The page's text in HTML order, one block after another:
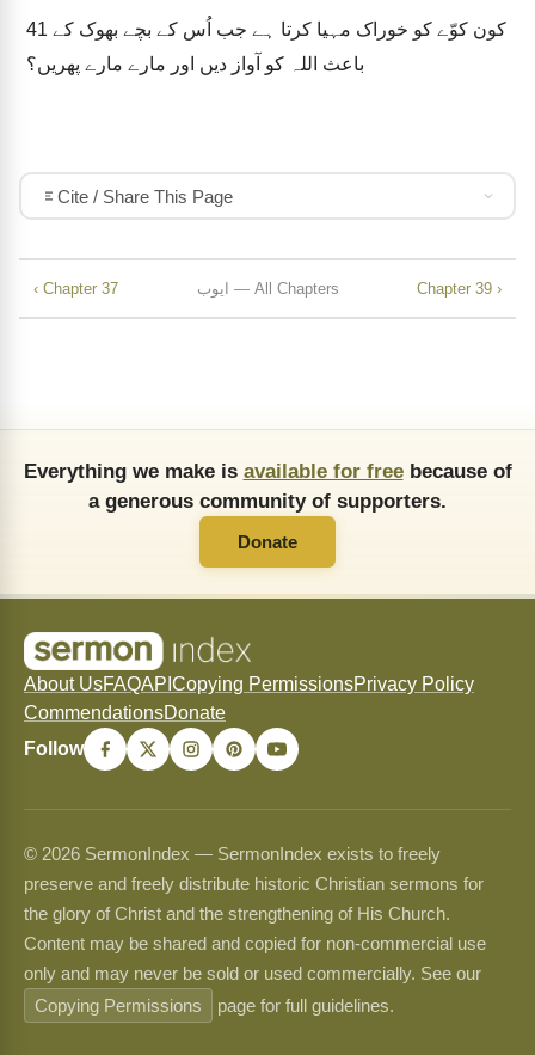
41
باعث اللہ کو آواز دیں اور مارے مارے پھریں؟
Cite / Share This Page
‹ Chapter 37 ایوب — All Chapters Chapter 39 ›
Everything we make is available for freebecause of
a generous community of supporters.
Donate
About UsFAQAPI Copying PermissionsPrivacy Policy
CommendationsDonate
Follow
© 2026 SermonIndex — SermonIndex exists to freely
preserve and freely distribute historic Christian sermons for
the glory of Christ and the strengthening of His Church.
Content may be shared and copied for non-commercial use
only and may never be sold or used commercially. See our
Copying Permissions
page for full guidelines.